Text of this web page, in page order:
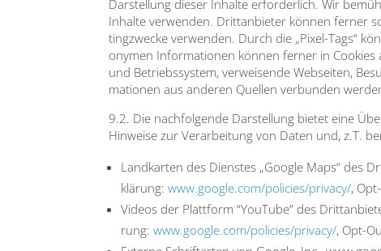
Dar­stel­lung die­ser Inhal­te erfor­der­lich. Wir
Inhal­te ver­wen­den. Dritt­an­bie­ter kön­nen fer­ner
ting­zwe­cke ver­wen­den. Durch die „Pixel-Tags“
ony­men Infor­ma­tio­nen kön­nen fer­ner in
und Betriebs­sys­tem, ver­wei­sen­de Web­sei­ten,
ma­tio­nen aus ande­ren Quel­len ver­bun­den
9.2. Die nach­fol­gen­de Dar­stel­lung bie­tet eine
Hin­wei­se zur Ver­ar­bei­tung von Daten und, z.T.
Land­kar­ten des Diens­tes „Goog­le Maps“ des
klä­rung: www.google.com/policies/privacy/,
Vide­os der Platt­form “You­Tube” des
rung: www.google.com/policies/privacy/, Opt-